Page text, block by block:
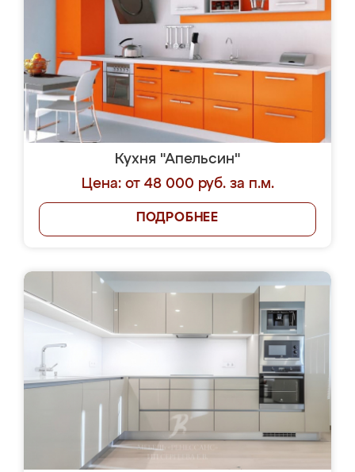
Кухня "Апельсин"
Цена: от 48 000 руб. за п.м.
ПОДРОБНЕЕ